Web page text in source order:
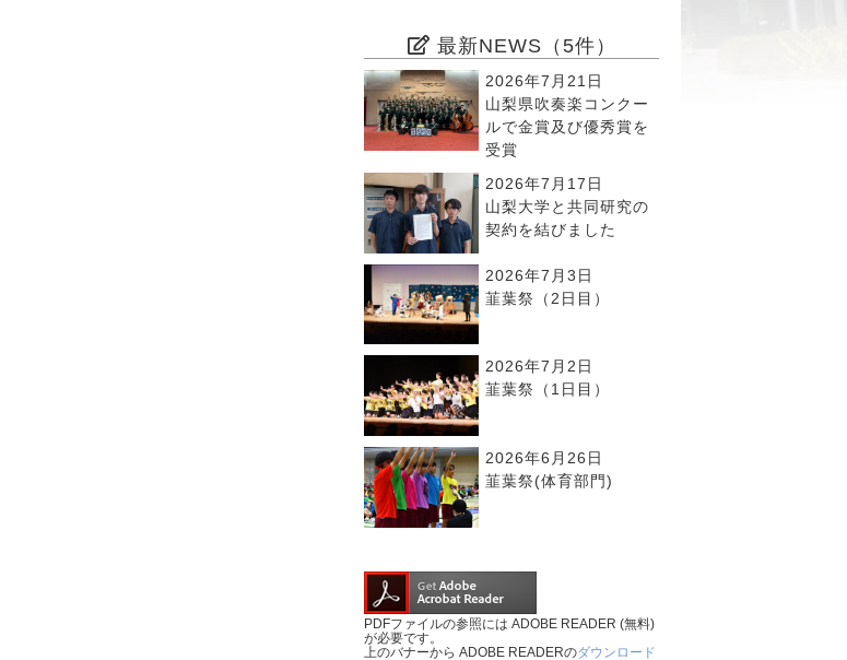
最新NEWS（5件）
2026年7月21日
山梨県吹奏楽コンクー
ルで金賞及び優秀賞を
受賞
2026年7月17日
山梨大学と共同研究の
契約を結びました
2026年7月3日
韮葉祭（2日目）
2026年7月2日
韮葉祭（1日目）
2026年6月26日
韮葉祭(体育部門)
PDFファイルの参照には ADOBE READER (無料)
が必要です。
上のバナーから ADOBE READERのダウンロード